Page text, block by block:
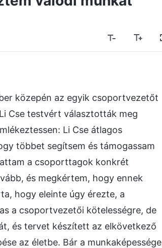
közepén az egyik csoportvezetőt
Cse testvért választották meg
Li Cse átlagos
többet segítsem és támogassam
a csoporttagok konkrét
és megkértem, hogy ennek
hogy eleinte úgy érezte, a
a csoportvezetői kötelességre, de
és tervet készített az elkövetkező
az életbe. Bár a munkaképessége